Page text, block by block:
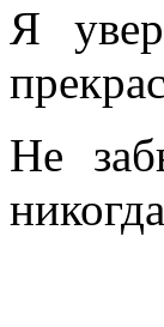
Я
Не